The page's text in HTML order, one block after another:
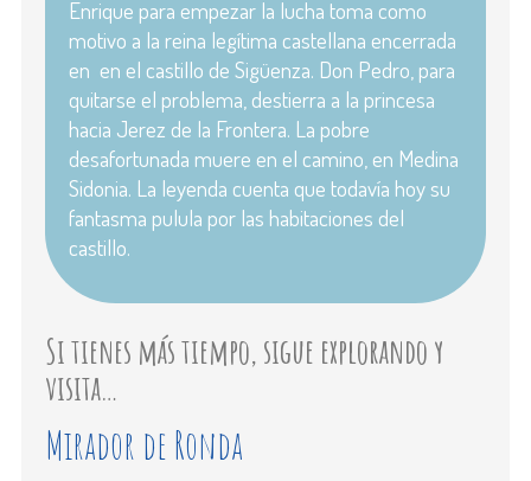
Enrique para empezar la lucha toma como
motivo a la reina legítima castellana encerrada
en en el castillo de Sigüenza. Don Pedro, para
quitarse el problema, destierra a la princesa
hacia Jerez de la Frontera. La pobre
desafortunada muere en el camino, en Medina
Sidonia. La leyenda cuenta que todavía hoy su
fantasma pulula por las habitaciones del
castillo.
Si tienes más tiempo, sigue explorando y
visita…
Mirador de Ronda